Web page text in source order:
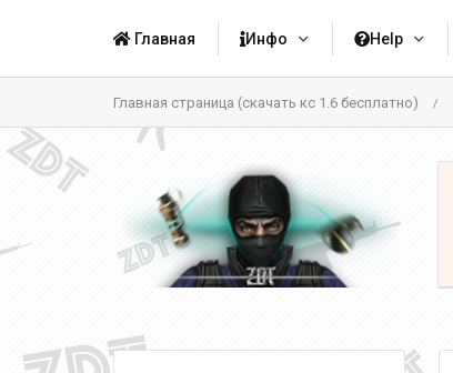
Главная Инфо Help
Главная страница (скачать кс 1.6 бесплатно) /